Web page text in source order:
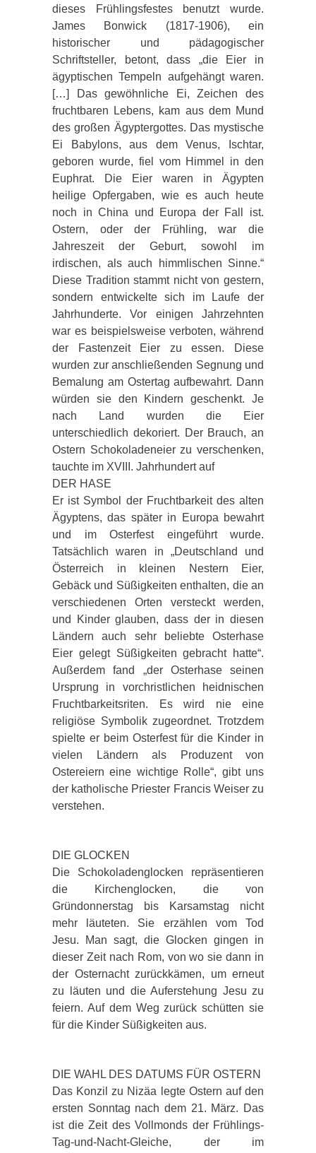
dieses Frühlingsfestes benutzt wurde.
James Bonwick (1817-1906), ein
historischer und pädagogischer
Schriftsteller, betont, dass „die Eier in
ägyptischen Tempeln aufgehängt waren.
[…] Das gewöhnliche Ei, Zeichen des
fruchtbaren Lebens, kam aus dem Mund
des großen Ägyptergottes. Das mystische
Ei Babylons, aus dem Venus, Ischtar,
geboren wurde, fiel vom Himmel in den
Euphrat. Die Eier waren in Ägypten
heilige Opfergaben, wie es auch heute
noch in China und Europa der Fall ist.
Ostern, oder der Frühling, war die
Jahreszeit der Geburt, sowohl im
irdischen, als auch himmlischen Sinne.“
Diese Tradition stammt nicht von gestern,
sondern entwickelte sich im Laufe der
Jahrhunderte. Vor einigen Jahrzehnten
war es beispielsweise verboten, während
der Fastenzeit Eier zu essen. Diese
wurden zur anschließenden Segnung und
Bemalung am Ostertag aufbewahrt. Dann
würden sie den Kindern geschenkt. Je
nach Land wurden die Eier
unterschiedlich dekoriert. Der Brauch, an
Ostern Schokoladeneier zu verschenken,
tauchte im XVIII. Jahrhundert auf
DER HASE
Er ist Symbol der Fruchtbarkeit des alten
Ägyptens, das später in Europa bewahrt
und im Osterfest eingeführt wurde.
Tatsächlich waren in „Deutschland und
Österreich in kleinen Nestern Eier,
Gebäck und Süßigkeiten enthalten, die an
verschiedenen Orten versteckt werden,
und Kinder glauben, dass der in diesen
Ländern auch sehr beliebte Osterhase
Eier gelegt Süßigkeiten gebracht hatte“.
Außerdem fand „der Osterhase seinen
Ursprung in vorchristlichen heidnischen
Fruchtbarkeitsriten. Es wird nie eine
religiöse Symbolik zugeordnet. Trotzdem
spielte er beim Osterfest für die Kinder in
vielen Ländern als Produzent von
Ostereiern eine wichtige Rolle“, gibt uns
der katholische Priester Francis Weiser zu
verstehen.
DIE GLOCKEN
Die Schokoladenglocken repräsentieren
die Kirchenglocken, die von
Gründonnerstag bis Karsamstag nicht
mehr läuteten. Sie erzählen vom Tod
Jesu. Man sagt, die Glocken gingen in
dieser Zeit nach Rom, von wo sie dann in
der Osternacht zurückkämen, um erneut
zu läuten und die Auferstehung Jesu zu
feiern. Auf dem Weg zurück schütten sie
für die Kinder Süßigkeiten aus.
DIE WAHL DES DATUMS FÜR OSTERN
Das Konzil zu Nizäa legte Ostern auf den
ersten Sonntag nach dem 21. März. Das
ist die Zeit des Vollmonds der Frühlings-
Tag-und-Nacht-Gleiche, der im